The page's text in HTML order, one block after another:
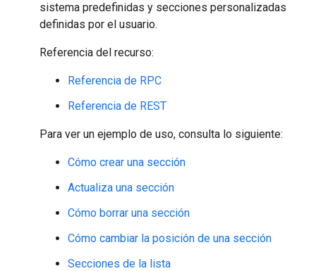
sistema predefinidas y secciones personalizadas
definidas por el usuario.
Referencia del recurso:
Referencia de RPC
Referencia de REST
Para ver un ejemplo de uso, consulta lo siguiente:
Cómo crear una sección
Actualiza una sección
Cómo borrar una sección
Cómo cambiar la posición de una sección
Secciones de la lista